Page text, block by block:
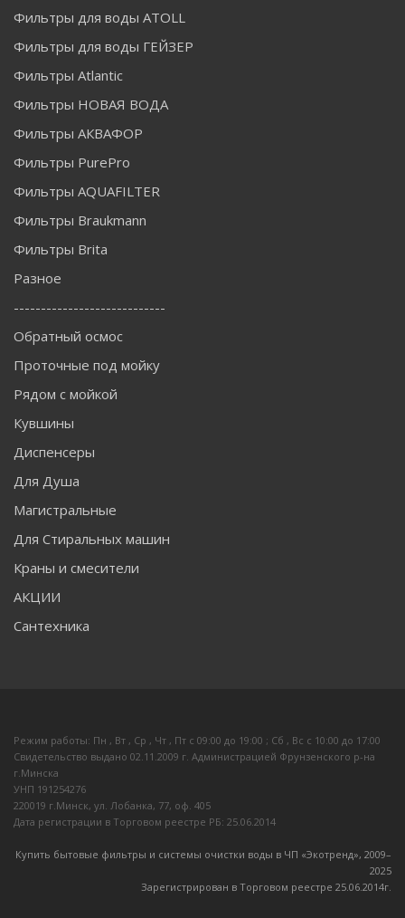
Фильтры для воды ATOLL
Фильтры для воды ГЕЙЗЕР
Фильтры Atlantic
Фильтры НОВАЯ ВОДА
Фильтры АКВАФОР
Фильтры PurePro
Фильтры AQUAFILTER
Фильтры Braukmann
Фильтры Brita
Разное
----------------------------
Обратный осмос
Проточные под мойку
Рядом с мойкой
Кувшины
Диспенсеры
Для Душа
Магистральные
Для Стиральных машин
Краны и смесители
АКЦИИ
Сантехника
Режим работы: Пн , Вт , Ср , Чт , Пт c 09:00 до 19:00 ; Сб , Вс c 10:00 до 17:00
Свидетельство выдано 02.11.2009 г. Администрацией Фрунзенского р-на
г.Минска
УНП 191254276
220019 г.Минск, ул. Лобанка, 77, оф. 405
Дата регистрации в Торговом реестре РБ: 25.06.2014
Купить бытовые фильтры и системы очистки воды в ЧП «Экотренд», 2009–
2025
Зарегистрирован в Торговом реестре 25.06.2014г.